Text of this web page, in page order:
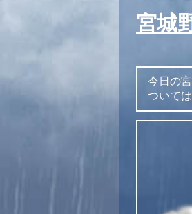
宮城
今日の
ついては